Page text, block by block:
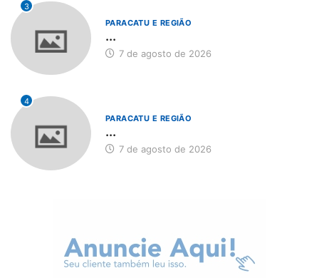
3
PARACATU E REGIÃO
...
7 de agosto de 2026
4
PARACATU E REGIÃO
...
7 de agosto de 2026